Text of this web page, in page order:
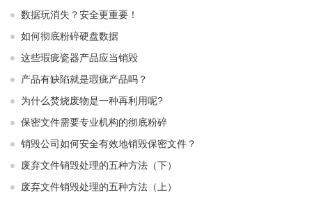
数据玩消失？安全更重要！
如何彻底粉碎硬盘数据
这些瑕疵瓷器产品应当销毁
产品有缺陷就是瑕疵产品吗？
为什么焚烧废物是一种再利用呢?
保密文件需要专业机构的彻底粉碎
销毁公司如何安全有效地销毁保密文件？
废弃文件销毁处理的五种方法（下）
废弃文件销毁处理的五种方法（上）